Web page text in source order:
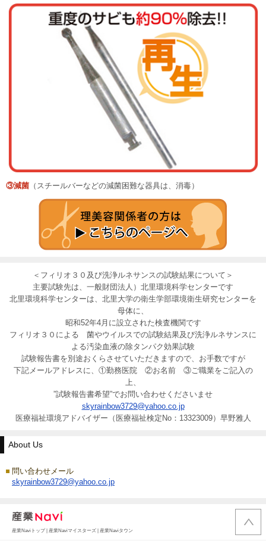
③減菌 （スチールバーなどの減菌困難な器具は、消毒）
＜フィリオ３０及び洗浄ルネサンスの試験結果について＞
主要試験先は、一般財団法人）北里環境科学センターです
北里環境科学センターは、北里大学の衛生学部環境衛生研究センターを
母体に、
昭和52年4月に設立された検査機関です
フィリオ３０による 菌やウイルスでの試験結果及び洗浄ルネサンスに
よる汚染血液の除タンパク効果試験
試験報告書を別途おくらさせていただきますので、お手数ですが
下記メールアドレスに、①勤務医院 ②お名前 ③ご職業をご記入の
上、
”試験報告書希望”でお問い合わせくださいませ
skyrainbow3729@yahoo.co.jp
医療福祉環境アドバイザー（医療福祉検定No：13323009）早野雅人
About Us
問い合わせメール
skyrainbow3729@yahoo.co.jp
産業Naviトップ 産業Naviマイスターズ 産業Naviタウン